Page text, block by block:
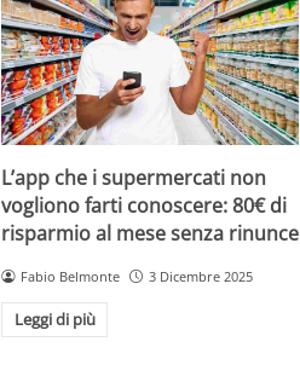
L’app che i supermercati non
vogliono farti conoscere: 80€ di
risparmio al mese senza rinunce
Fabio Belmonte 3 Dicembre 2025
Leggi di più